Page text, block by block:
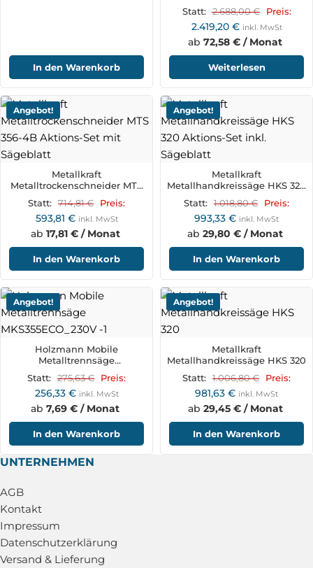
In den Warenkorb
Statt: 2.688,00€ Preis:
2.419,20 € inkl. MwSt
ab 72,58 € / Monat
Weiterlesen
Angebot!
Metallkraft
Metalltrockenschneider MTS
Sägeblatt
Statt: 714,81€ Preis:
593,81 € inkl. MwSt
ab 17,81 € / Monat
In den Warenkorb
Angebot!
Metallkraft
Metallhandkreissäge HKS 320
Statt: 1.018,80€ Preis:
993,33 € inkl. MwSt
ab 29,80 € / Monat
In den Warenkorb
Angebot!
Holzmann Mobile
Metalltrennsäge
Statt: 275,63€ Preis:
256,33 € inkl. MwSt
ab 7,69 € / Monat
In den Warenkorb
Angebot!
Metallkraft
Metallhandkreissäge HKS 320
Statt: 1.006,80€ Preis:
981,63 € inkl. MwSt
ab 29,45 € / Monat
In den Warenkorb
UNTERNEHMEN
AGB
Kontakt
Impressum
Datenschutzerklärung
Versand & Lieferung